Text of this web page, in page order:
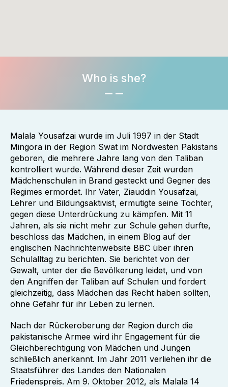
Who is she?
Malala Yousafzai wurde im Juli 1997 in der Stadt
Mingora in der Region Swat im Nordwesten Pakistans
geboren, die mehrere Jahre lang von den Taliban
kontrolliert wurde. Während dieser Zeit wurden
Mädchenschulen in Brand gesteckt und Gegner des
Regimes ermordet. Ihr Vater, Ziauddin Yousafzai,
Lehrer und Bildungsaktivist, ermutigte seine Tochter,
gegen diese Unterdrückung zu kämpfen. Mit 11
Jahren, als sie nicht mehr zur Schule gehen durfte,
beschloss das Mädchen, in einem Blog auf der
englischen Nachrichtenwebsite BBC über ihren
Schulalltag zu berichten. Sie berichtet von der
Gewalt, unter der die Bevölkerung leidet, und von
den Angriffen der Taliban auf Schulen und fordert
gleichzeitig, dass Mädchen das Recht haben sollten,
ohne Gefahr für ihr Leben zu lernen.
Nach der Rückeroberung der Region durch die
pakistanische Armee wird ihr Engagement für die
Gleichberechtigung von Mädchen und Jungen
schließlich anerkannt. Im Jahr 2011 verliehen ihr die
Staatsführer des Landes den Nationalen
Friedenspreis. Am 9. Oktober 2012, als Malala 14